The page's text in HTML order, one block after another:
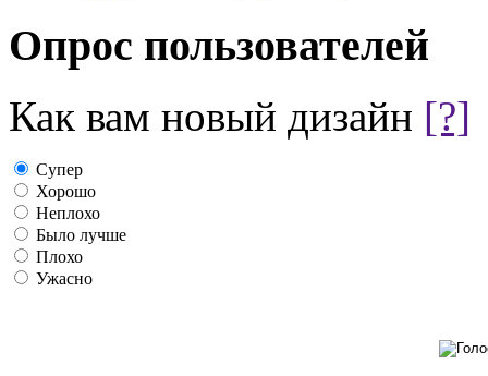
Опрос пользователей
Как вам новый дизайн [?]
Супер
Хорошо
Неплохо
Было лучше
Плохо
Ужасно